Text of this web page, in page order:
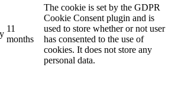
11
months
The cookie is set by the GDPR
Cookie Consent plugin and is
used to store whether or not user
has consented to the use of
cookies. It does not store any
personal data.